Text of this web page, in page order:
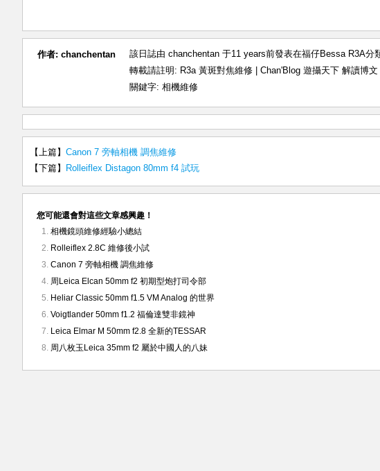
作者: chanchentan 該日誌由 chanchentan 于11 years前發表在福仔Bessa R3A分
轉載請註明: R3a 黃斑對焦維修 | Chan'Blog 遊攝天下 解讀博文
關鍵字: 相機維修
【上篇】 Canon 7 旁軸相機 調焦維修
【下篇】
Rolleiflex Distagon 80mm f4 試玩
您可能還會對這些文章感興趣！
相機鏡頭維修經驗小總結
Rolleiflex 2.8C 維修後小試
Canon 7 旁軸相機 調焦維修
周Leica Elcan 50mm f2 初期型炮打司令部
Heliar Classic 50mm f1.5 VM Analog 的世界
Voigtlander 50mm f1.2 福倫達雙非鏡神
Leica Elmar M 50mm f2.8 全新的TESSAR
周八枚玉Leica 35mm f2 屬於中國人的八妹